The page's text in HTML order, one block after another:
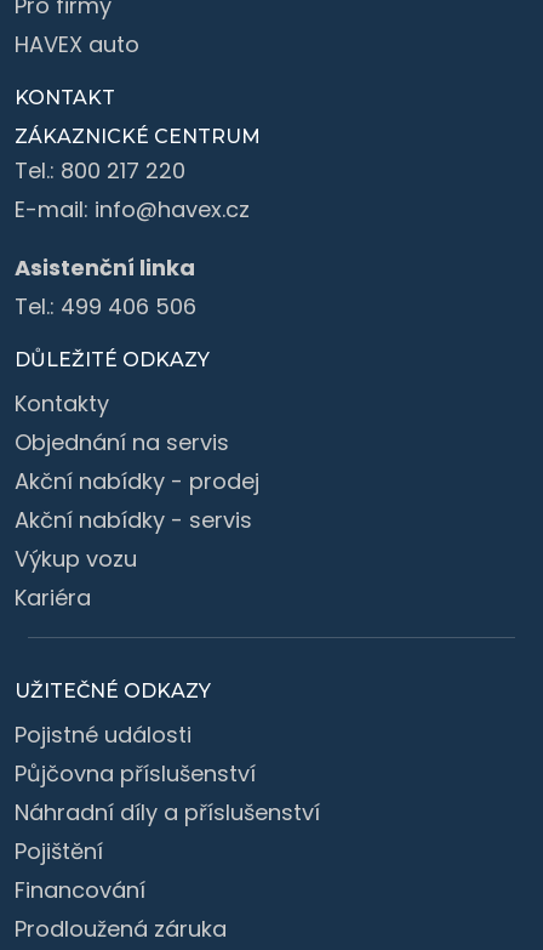
HAVEX auto
KONTAKT
ZÁKAZNICKÉ CENTRUM
Tel.: 800 217 220
E-mail: info@havex.cz
Asistenční linka
Tel.: 499 406 506
DŮLEŽITÉ ODKAZY
Kontakty
Objednání na servis
Akční nabídky - prodej
Akční nabídky - servis
Výkup vozu
Kariéra
UŽITEČNÉ ODKAZY
Pojistné události
Půjčovna příslušenství
Náhradní díly a příslušenství
Pojištění
Financování
Prodloužená záruka